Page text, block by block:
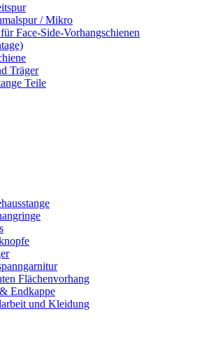
/ Mikro
Face-Side-Vorhangschienen
Träger
Teile
Flächenvorhang
Endkappe
und Kleidung